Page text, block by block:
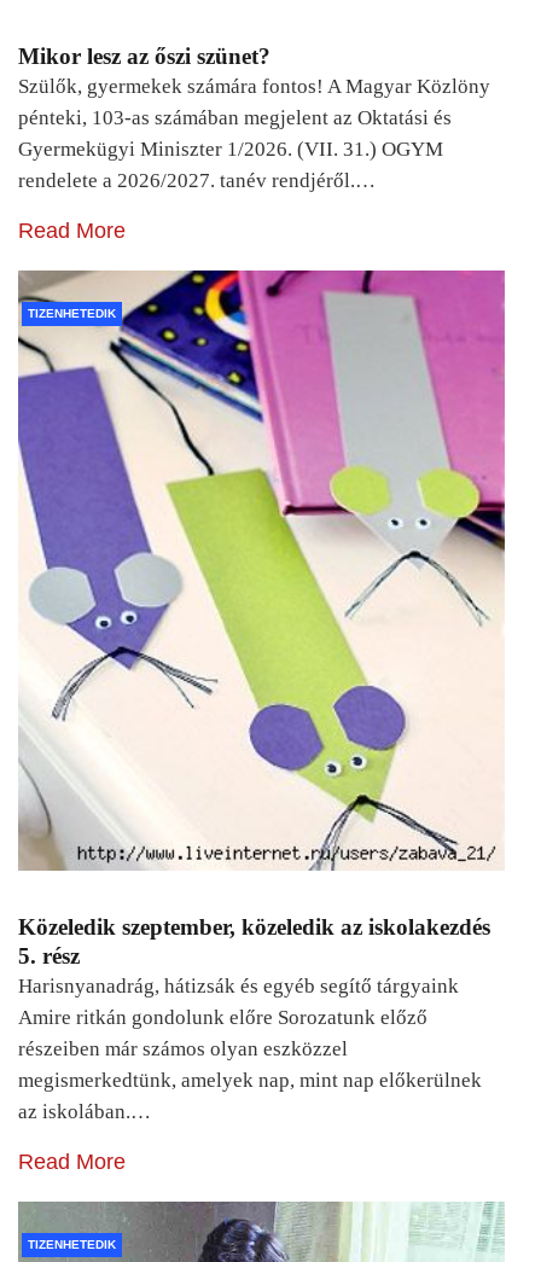
Mikor lesz az őszi szünet?
Szülők, gyermekek számára fontos! A Magyar Közlöny
pénteki, 103-as számában megjelent az Oktatási és
Gyermekügyi Miniszter 1/2026. (VII. 31.) OGYM
rendelete a 2026/2027. tanév rendjéről.…
Read More
TIZENHETEDIK
Közeledik szeptember, közeledik az iskolakezdés
5. rész
Harisnyanadrág, hátizsák és egyéb segítő tárgyaink
Amire ritkán gondolunk előre Sorozatunk előző
részeiben már számos olyan eszközzel
megismerkedtünk, amelyek nap, mint nap előkerülnek
az iskolában.…
Read More
TIZENHETEDIK